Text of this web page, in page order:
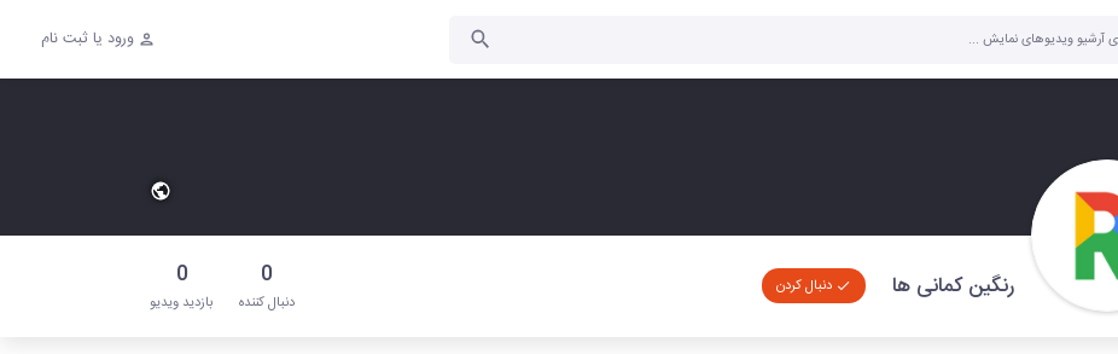
ورود یا ثبت نام
رنگین کمانی ها دنبال کردن 0
دنبال‌ کننده
0
بازدید ویدیو